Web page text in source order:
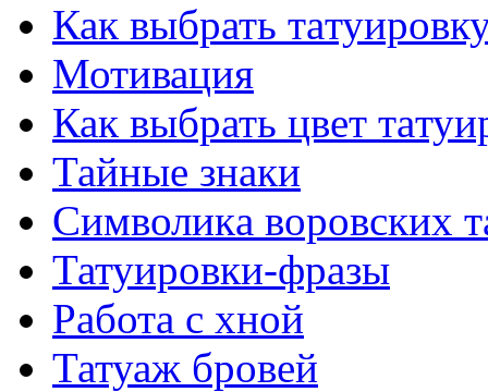
Как выбрать
Мотивация
Как выбрать цвет
Тайные знаки
Символикa воровских
Татуировки-фразы
Работa с хнoй
Татуаж бровей